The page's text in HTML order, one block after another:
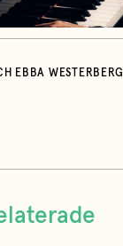
EBBA WESTERBERG